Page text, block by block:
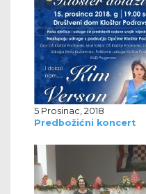
5 Prosinac, 2018
Predbožićni koncert